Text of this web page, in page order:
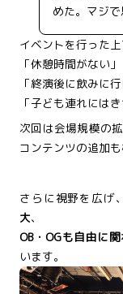
めた。マジで
イベントを行った
「休憩時間がない」
「終演後に飲みに
「子ども連れにはき
次回は会場規模の
コンテンツの追加も
さらに視野を広げ、
大、
OB・OGも自由に
います。